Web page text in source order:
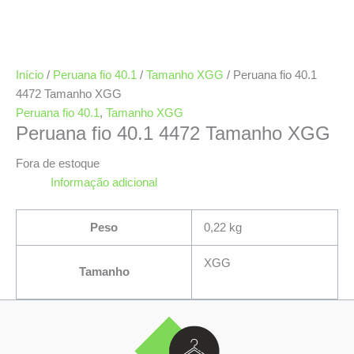
Início / Peruana fio 40.1 / Tamanho XGG / Peruana fio 40.1
4472 Tamanho XGG
Peruana fio 40.1 , Tamanho XGG
Peruana fio 40.1 4472 Tamanho XGG
Fora de estoque
Informação adicional
Peso 0,22 kg
Tamanho
XGG